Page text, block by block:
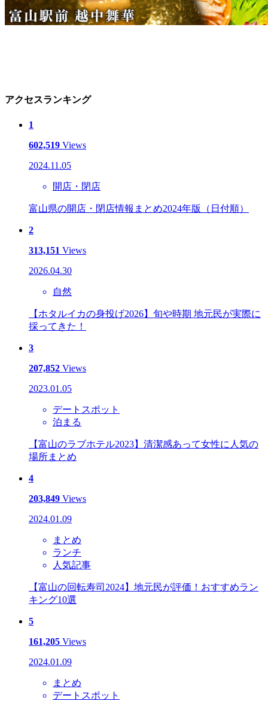
アクセスランキング
1
602,519 Views
2024.11.05
開店・閉店
富山県の開店・閉店情報まとめ2024年版（日付順）
2
313,151 Views
2026.04.30
自然
【ホタルイカの身投げ2026】旬や時期 地元民が実際に
採ってきた！
3
207,852 Views
2023.01.05
デートスポット
泊まる
【富山のラブホテル2023】清潔感あって女性に人気の
場所まとめ
4
203,849 Views
2024.01.09
まとめ
ランチ
人気記事
【富山の回転寿司2024】地元民が評価！おすすめラン
キング10選
5
161,205 Views
2024.01.09
まとめ
デートスポット